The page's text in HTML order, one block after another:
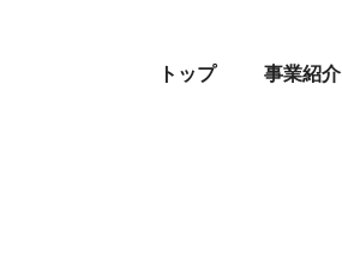
トップ 事業紹介